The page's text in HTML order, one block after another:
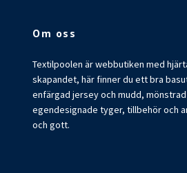
Om oss
Textilpoolen är webbutiken med
skapandet, här finner du ett bra
enfärgad jersey och mudd,
egendesignade tyger, tillbehör och
och gott.